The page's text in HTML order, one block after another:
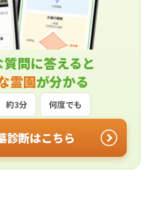
問に答えると
霊園が分かる
約3分 何度でも
診断はこちら